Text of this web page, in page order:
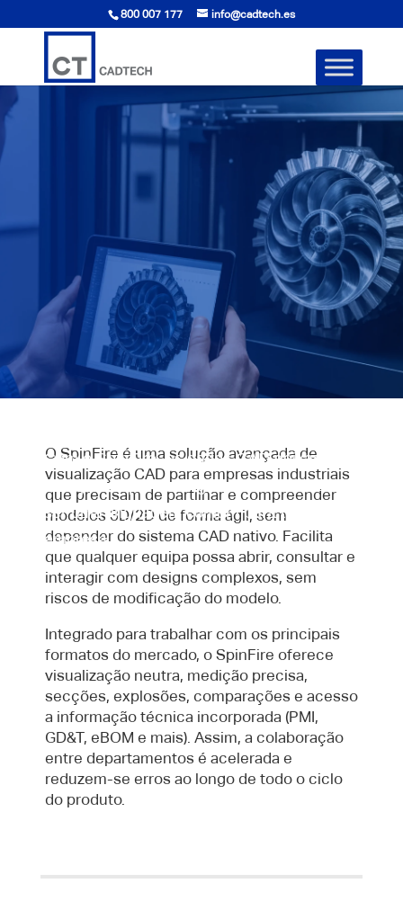
800 007 177 info@cadtech.es
O SpinFire é uma solução avançada de
visualização CAD para empresas industriais
que precisam de partilhar e compreender
modelos 3D/2D de forma ágil, sem
depender do sistema CAD nativo. Facilita
que qualquer equipa possa abrir, consultar e
interagir com designs complexos, sem
riscos de modificação do modelo.
Integrado para trabalhar com os principais
formatos do mercado, o SpinFire oferece
visualização neutra, medição precisa,
secções, explosões, comparações e acesso
a informação técnica incorporada (PMI,
GD&T, eBOM e mais). Assim, a colaboração
entre departamentos é acelerada e
reduzem-se erros ao longo de todo o ciclo
do produto.
Com o SpinFire, os dados CAD deixam de
ser apenas para a engenharia e passam a
ser uma linguagem comum para toda a
empresa.